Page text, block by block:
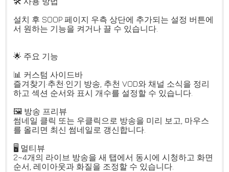
설치 후 SOOP 페이지 우측 상단에 추가되는 설정 버튼에
서 원하는 기능을 켜거나 끌 수 있습니다.
🌟 주요 기능
📊 커스텀 사이드바
즐겨찾기·추천·인기 방송, 추천 VOD와 채널 소식을 정리
하고 섹션 순서와 표시 개수를 설정할 수 있습니다.
🖼️ 방송 프리뷰
썸네일 클릭 또는 우클릭으로 방송을 미리 보고, 마우스
를 올리면 최신 썸네일로 갱신합니다.
🖥️ 멀티뷰
2~4개의 라이브 방송을 새 탭에서 동시에 시청하고 화면
순서, 레이아웃과 화질을 조정할 수 있습니다.